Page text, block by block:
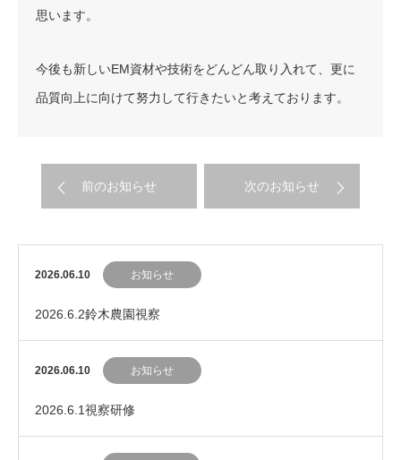
思います。
今後も新しいEM資材や技術をどんどん取り入れて、更に
品質向上に向けて努力して行きたいと考えております。
前のお知らせ 次のお知らせ
2026.06.10 お知らせ
2026.6.2鈴木農園視察
2026.06.10 お知らせ
2026.6.1視察研修